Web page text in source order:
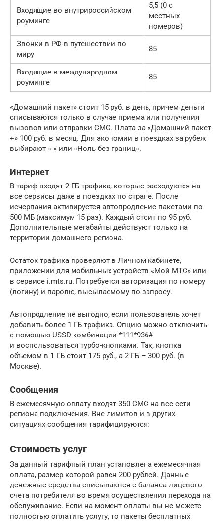
Входящие во внутрироссийском
роуминге
5,5 (0 с
местных
номеров)
Звонки в РФ в путешествии по
миру
85
Входящие в международном
роуминге
85
«Домашний пакет» стоит 15 руб. в день, причем деньги
списываются только в случае приема или получения
вызовов или отправки СМС. Плата за «Домашний пакет
+» 100 руб. в месяц. Для экономии в поездках за рубеж
выбирают « » или «Ноль без границ».
Интернет
В тариф входят 2 ГБ трафика, которые расходуются на
все сервисы даже в поездках по стране. После
исчерпания активируется автопродление пакетами по
500 МБ (максимум 15 раз). Каждый стоит по 95 руб.
Дополнительные мегабайты действуют только на
территории домашнего региона.
Остаток трафика проверяют в Личном кабинете,
приложении для мобильных устройств «Мой МТС» или
в сервисе i.mts.ru. Потребуется авторизация по номеру
(логину) и паролю, высылаемому по запросу.
Автопродление не выгодно, если пользователь хочет
добавить более 1 ГБ трафика. Опцию можно отключить
с помощью USSD-комбинации *111*936#
и воспользоваться турбо-кнопками. Так, кнопка
объемом в 1 ГБ стоит 175 руб., а 2 ГБ – 300 руб. (в
Москве).
Сообщения
В ежемесячную оплату входят 350 СМС на все сети
региона подключения. Вне лимитов и в других
ситуациях сообщения тарифицируются:
Стоимость услуг
За данный тарифный план установлена ежемесячная
оплата, размер которой равен 200 рублей. Данные
денежные средства списываются с баланса лицевого
счета потребителя во время осуществления перехода на
обслуживание. Если на момент оплаты вы не можете
полностью оплатить услугу, то пакеты бесплатных